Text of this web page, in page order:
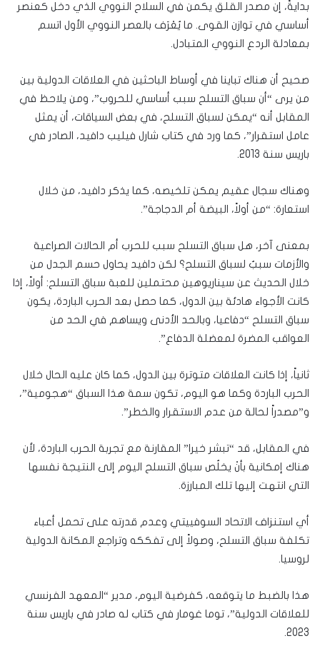
بدايةً، إن مصدر القلق يكمن في السلاح النووي الذي دخل كعنصر
أساسي في توازن القوى. ما يُعْرَف بالعصر النووي الأول اتسم
بمعادلة الردع النووي المتبادل.
صحيح أن هناك تباينا في أوساط الباحثين في العلاقات الدولية بين
من يرى “أن سباق التسلح سبب أساسي للحروب”، ومن يلاحظ في
المقابل أنه “يمكن لسباق التسلح، في بعض السياقات، أن يمثل
عامل استقرار”، كما ورد في كتاب شارل فيليب دافيد، الصادر في
باريس سنة 2013.
وهناك سجال عقيم يمكن تلخيصه، كما يذكر دافيد، من خلال
استعارة: “من أولاً، البيضة أم الدجاجة”.
بمعنى آخر، هل سباق التسلح سبب للحرب أم الحالات الصراعية
والأزمات سببٌ لسباق التسلح؟ لكن دافيد يحاول حسم الجدل من
خلال الحديث عن سيناريوهين محتملين للعبة سباق التسلح: أولاً، إذا
كانت الأجواء هادئة بين الدول، كما حصل بعد الحرب الباردة، يكون
سباق التسلح “دفاعيا، وبالحد الأدنى ويساهم في الحد من
العواقب المضرة لمعضلة الدفاع”.
ثانياً، إذا كانت العلاقات متوترة بين الدول، كما كان عليه الحال خلال
الحرب الباردة وكما هو اليوم، تكون سمة هذا السباق “هجومية”،
و”مصدراً لحالة من عدم الاستقرار والخطر”.
في المقابل، قد “تبشر خيرا” المقارنة مع تجربة الحرب الباردة، لأن
هناك إمكانية بأنْ يخلُص سباق التسلح اليوم إلى النتيجة نفسها
التي انتهت إليها تلك المبارزة.
أي استنزاف الاتحاد السوفييتي وعدم قدرته على تحمل أعباء
تكلفة سباق التسلح، وصولاً إلى تفككه وتراجع المكانة الدولية
لروسيا.
هذا بالضبط ما يتوقعه، كفرضية اليوم، مدير “المعهد الفرنسي
للعلاقات الدولية”، توما غومار في كتاب له صادر في باريس سنة
2023.